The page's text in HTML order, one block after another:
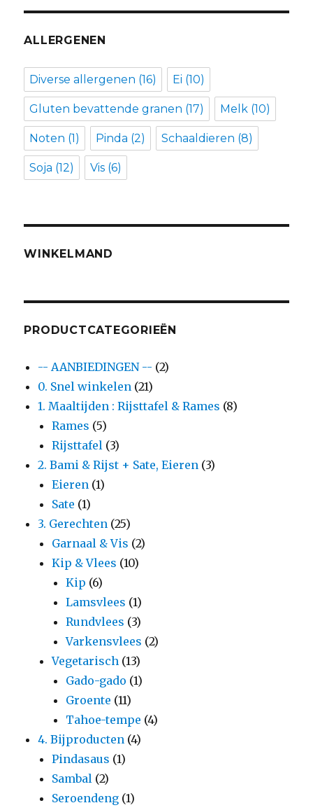
ALLERGENEN
Diverse allergenen (16) Ei (10)
Gluten bevattende granen (17) Melk (10)
Noten (1) Pinda (2) Schaaldieren (8)
Soja (12) Vis (6)
WINKELMAND
PRODUCTCATEGORIEËN
-- AANBIEDINGEN -- (2)
0. Snel winkelen (21)
1. Maaltijden : Rijsttafel & Rames (8)
Rames (5)
Rijsttafel (3)
2. Bami & Rijst + Sate, Eieren (3)
Eieren (1)
Sate (1)
3. Gerechten (25)
Garnaal & Vis (2)
Kip & Vlees (10)
Kip (6)
Lamsvlees (1)
Rundvlees (3)
Varkensvlees (2)
Vegetarisch (13)
Gado-gado (1)
Groente (11)
Tahoe-tempe (4)
4. Bijproducten (4)
Pindasaus (1)
Sambal (2)
Seroendeng (1)